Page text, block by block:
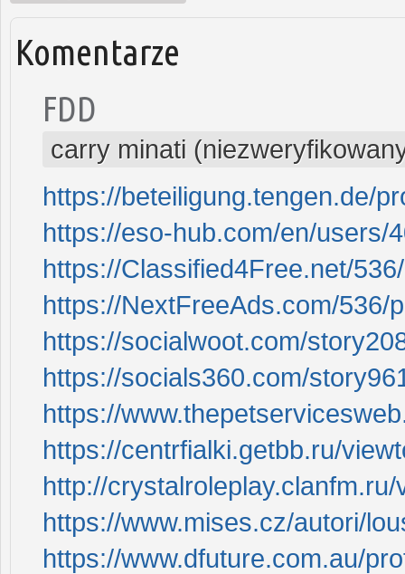
Komentarze
FDD
carry minati
https://beteiligung.tengen.de/
https://eso-hub.com/en/users/
https://Classified4Free.net/
https://NextFreeAds.com/536/
https://socialwoot.com/
https://socials360.com/
https://
https://centrfialki.getbb.ru/
http://
https://www.mises.cz/autori/
https://www.dfuture.com.au/